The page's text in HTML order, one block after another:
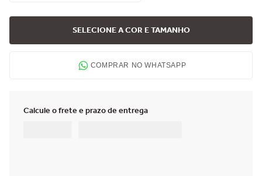
SELECIONE A COR E TAMANHO
COMPRAR NO WHATSAPP